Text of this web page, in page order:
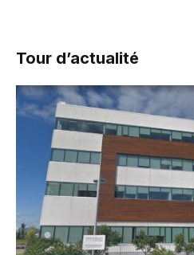
Tour d’actualité